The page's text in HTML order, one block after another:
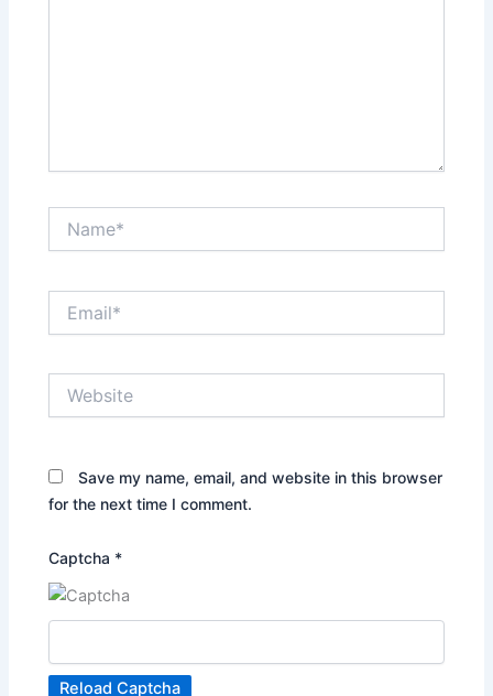
Save my name, email, and website in this browser
for the next time I comment.
Captcha *
Reload Captcha